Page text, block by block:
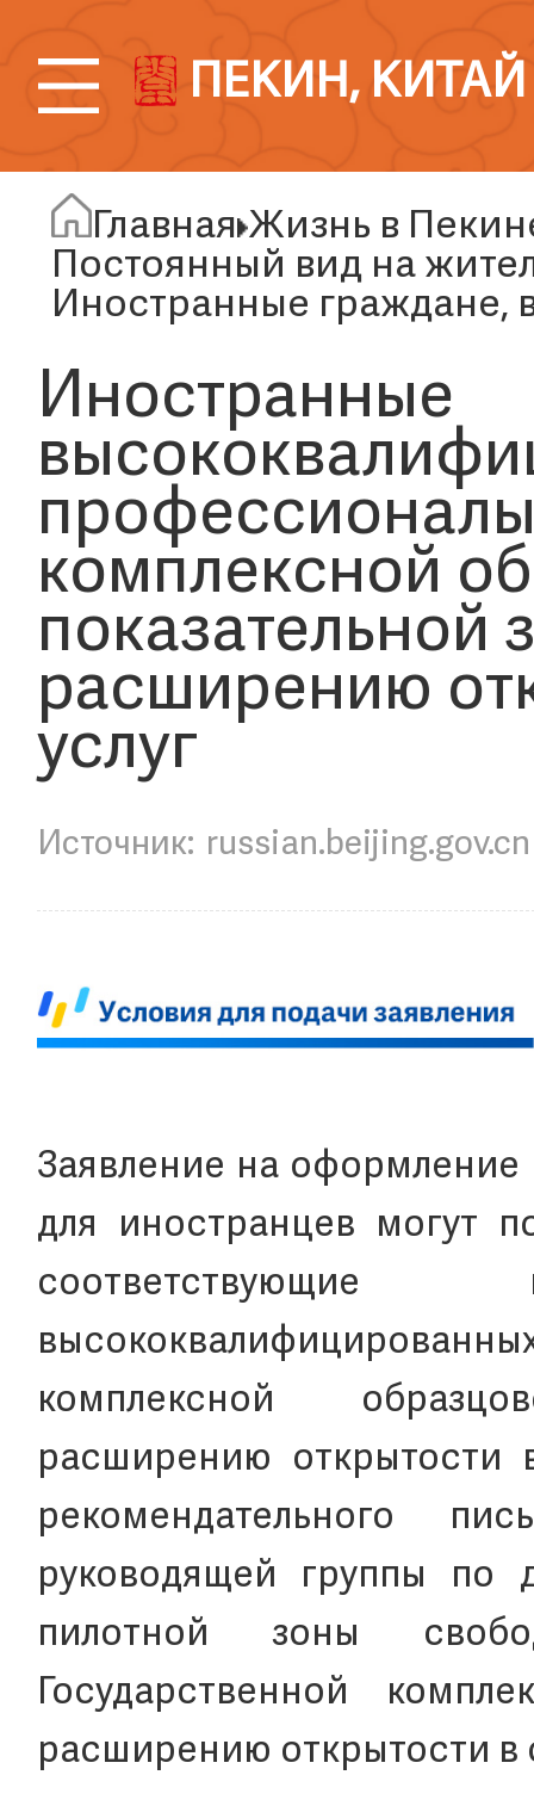
ПЕКИН, КИТАЙ
Главная Жизнь в
Постоянный вид на
Иностранные граждане,
Иностранные
комплексной
показательной
расширению
услуг
russian.beijing.gov.cn
Заявление на оформление
для иностранцев могут
соответствующие
комплексной
расширению открытости
рекомендательного
руководящей группы по
пилотной зоны
Государственной
расширению открытости в